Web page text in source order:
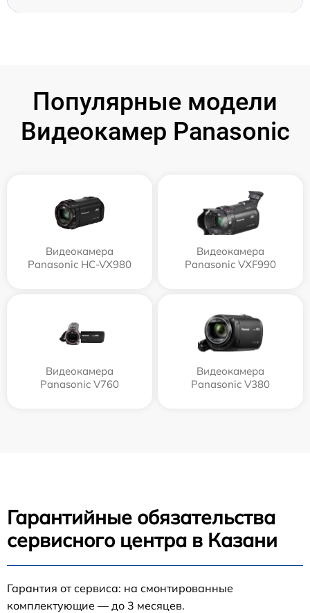
Популярные модели
Видеокамер Panasonic
Видеокамера
Panasonic HC-VX980
Видеокамера
Panasonic VXF990
Видеокамера
Panasonic V760
Видеокамера
Panasonic V380
Гарантийные обязательства
сервисного центра в Казани
Гарантия от сервиса: на смонтированные
комплектующие — до 3 месяцев.